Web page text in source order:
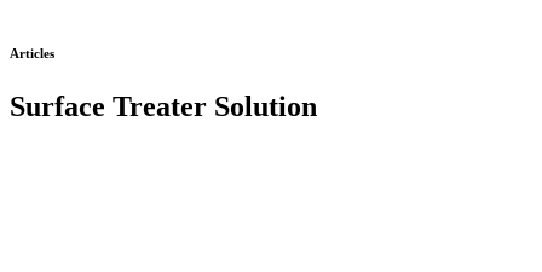
Articles
Surface Treater Solution